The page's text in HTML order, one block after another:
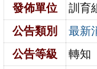
發佈單位
訓育
公告類別
最新
公告等級
轉知